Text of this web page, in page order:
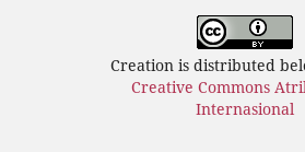
Creation is distributed
Creative Commons
Internasional